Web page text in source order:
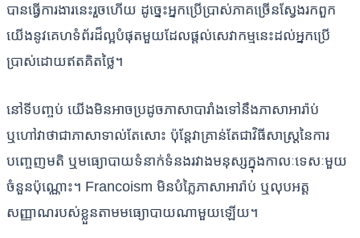
បានធ្វើការងារនេះរួចហើយ ដូច្នេះអ្នកប្រើប្រាស់ភាគច្រើនស្វែងរកពួក
យើងនូវគេហទំព័រដ៏ល្អបំផុតមួយដែលផ្តល់សេវាកម្មនេះដល់អ្នកប្រើ
ប្រាស់ដោយឥតគិតថ្លៃ។
នៅទីបញ្ចប់ យើងមិនអាចប្រដូចភាសាបារាំងទៅនឹងភាសាអារ៉ាប់
ឬហៅវាថាជាភាសាទាល់តែសោះ ប៉ុន្តែវាគ្រាន់តែជាវិធីសាស្រ្តនៃការ
បញ្ចេញមតិ ឬមធ្យោបាយទំនាក់ទំនងរវាងមនុស្សក្នុងកាលៈទេសៈមួយ
ចំនួនប៉ុណ្ណោះ។ Francoism មិនបំភ្លៃភាសាអារ៉ាប់ ឬលុបអត្ត
សញ្ញាណរបស់ខ្លួនតាមមធ្យោបាយណាមួយឡើយ។